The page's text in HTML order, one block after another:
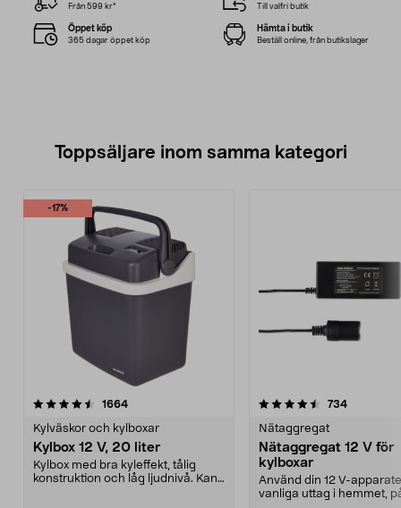
Från 599 kr* Till valfri butik
Öppet köp
365 dagar öppet köp
Hämta i butik
Beställ online, från butikslager
Toppsäljare inom samma kategori
-17%
1664recensioner
Kylväskor och kylboxar
Kylbox 12 V, 20 liter
Kylbox med bra kyleffekt, tålig
konstruktion och låg ljudnivå. Kan
4.5 av 5 stjärnor 734
Nätaggregat
Nätaggregat 12 V för
kylboxar
Använd din 12 V-
vanliga uttag i hemmet,
4.5 av 5 stjärnor